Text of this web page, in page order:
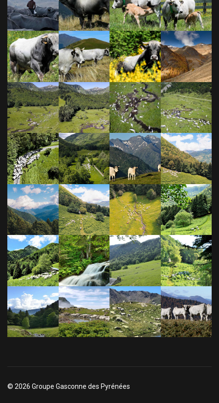
© 2026 Groupe Gasconne des Pyrénées